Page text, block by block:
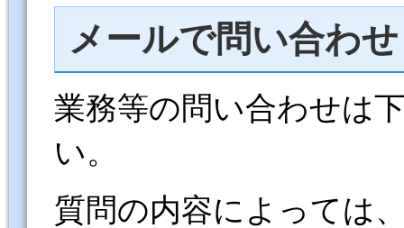
メールで問い合わせ
業務等の問い合わせは
い。
質問の内容によっては